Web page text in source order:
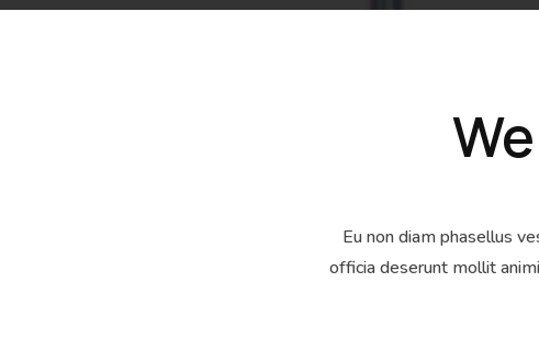
Eu non diam phasellus
officia deserunt mollit